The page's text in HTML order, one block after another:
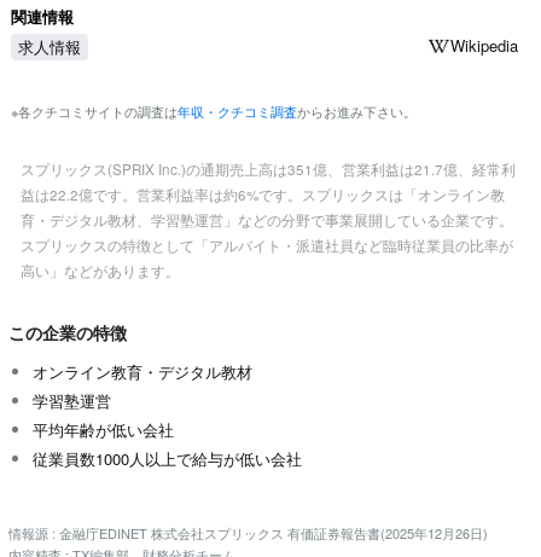
関連情報
求人情報
Wikipedia
※各クチコミサイトの調査は年収・クチコミ調査からお進み下さい。
スプリックス(SPRIX Inc.)の通期売上高は351億、営業利益は21.7億、経常利
益は22.2億です。営業利益率は約6%です。スプリックスは「オンライン教
育・デジタル教材、学習塾運営」などの分野で事業展開している企業です。
スプリックスの特徴として「アルバイト・派遣社員など臨時従業員の比率が
高い」などがあります。
この企業の特徴
オンライン教育・デジタル教材
学習塾運営
平均年齢が低い会社
従業員数1000人以上で給与が低い会社
情報源 : 金融庁EDINET 株式会社スプリックス 有価証券報告書(2025年12月26日)